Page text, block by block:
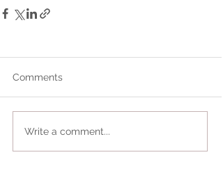
Comments
Write a comment...